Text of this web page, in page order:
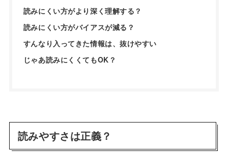
読みにくい方がより深く理解する？
読みにくい方がバイアスが減る？
すんなり入ってきた情報は、抜けやすい
じゃあ読みにくくてもOK？
読みやすさは正義？